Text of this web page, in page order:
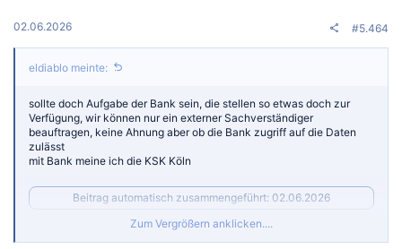
:
02.06.2026 #5.464
eldiablo meinte:
sollte doch Aufgabe der Bank sein, die stellen so etwas doch zur
Verfügung, wir können nur ein externer Sachverständiger
beauftragen, keine Ahnung aber ob die Bank zugriff auf die Daten
zulässt
mit Bank meine ich die KSK Köln
Beitrag automatisch zusammengeführt: 02.06.2026
Zum Vergrößern anklicken....